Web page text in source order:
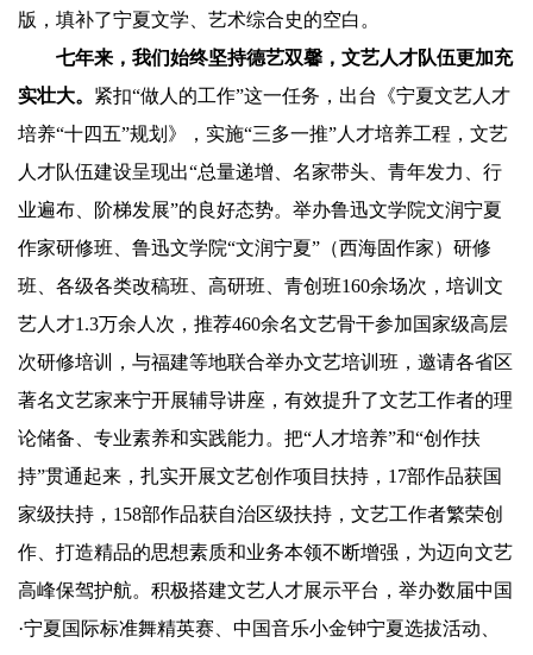
版，填补了宁夏文学、艺术综合史的空白。
七年来，我们始终坚持德艺双馨，文艺人才队伍更加充
实壮大。 紧扣“做人的工作”这一任务，出台《宁夏文艺人才
培养“十四五”规划》，实施“三多一推”人才培养工程，文艺
人才队伍建设呈现出“总量递增、名家带头、青年发力、行
业遍布、阶梯发展”的良好态势。举办鲁迅文学院文润宁夏
作家研修班、鲁迅文学院“文润宁夏”（西海固作家）研修
班、各级各类改稿班、高研班、青创班160余场次，培训文
艺人才1.3万余人次，推荐460余名文艺骨干参加国家级高层
次研修培训，与福建等地联合举办文艺培训班，邀请各省区
著名文艺家来宁开展辅导讲座，有效提升了文艺工作者的理
论储备、专业素养和实践能力。把“人才培养”和“创作扶
持”贯通起来，扎实开展文艺创作项目扶持，17部作品获国
家级扶持，158部作品获自治区级扶持，文艺工作者繁荣创
作、打造精品的思想素质和业务本领不断增强，为迈向文艺
高峰保驾护航。积极搭建文艺人才展示平台，举办数届中国
·宁夏国际标准舞精英赛、中国音乐小金钟宁夏选拔活动、